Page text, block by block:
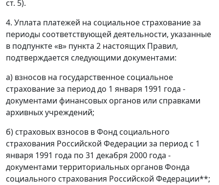
ст. 5).
4. Уплата платежей на социальное страхование за
периоды соответствующей деятельности, указанные
в подпункте «в» пункта 2 настоящих Правил,
подтверждается следующими документами:
а) взносов на государственное социальное
страхование за период до 1 января 1991 года -
документами финансовых органов или справками
архивных учреждений;
б) страховых взносов в Фонд социального
страхования Российской Федерации за период с 1
января 1991 года по 31 декабря 2000 года -
документами территориальных органов Фонда
социального страхования Российской Федерации**;